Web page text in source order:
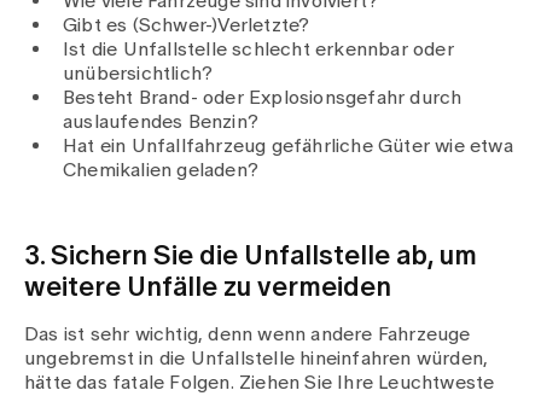
Gibt es (Schwer-)Verletzte?
Ist die Unfallstelle schlecht erkennbar oder
unübersichtlich?
Besteht Brand- oder Explosionsgefahr durch
auslaufendes Benzin?
Hat ein Unfallfahrzeug gefährliche Güter wie etwa
Chemikalien geladen?
3. Sichern Sie die Unfallstelle ab, um
weitere Unfälle zu vermeiden
Das ist sehr wichtig, denn wenn andere Fahrzeuge
ungebremst in die Unfallstelle hineinfahren würden,
hätte das fatale Folgen. Ziehen Sie Ihre Leuchtweste